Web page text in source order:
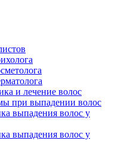
и лечение волос
при выпадении волос
выпадения волос у
выпадения волос у